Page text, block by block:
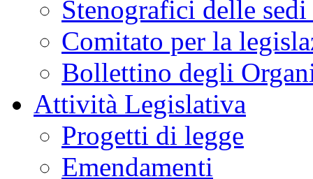
Stenografici delle
Comitato per la
Bollettino degli
Attività Legislativa
Progetti di legge
Emendamenti